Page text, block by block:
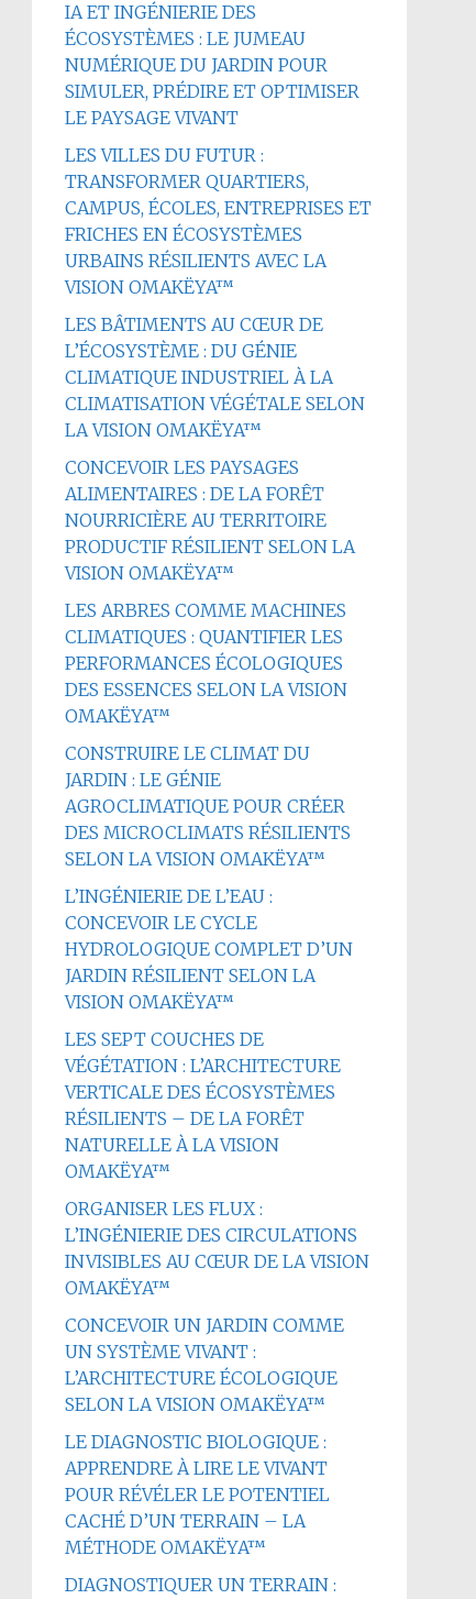
IA ET INGÉNIERIE DES
ÉCOSYSTÈMES : LE JUMEAU
NUMÉRIQUE DU JARDIN POUR
SIMULER, PRÉDIRE ET OPTIMISER
LE PAYSAGE VIVANT
LES VILLES DU FUTUR :
TRANSFORMER QUARTIERS,
CAMPUS, ÉCOLES, ENTREPRISES ET
FRICHES EN ÉCOSYSTÈMES
URBAINS RÉSILIENTS AVEC LA
VISION OMAKËYA™
LES BÂTIMENTS AU CŒUR DE
L’ÉCOSYSTÈME : DU GÉNIE
CLIMATIQUE INDUSTRIEL À LA
CLIMATISATION VÉGÉTALE SELON
LA VISION OMAKËYA™
CONCEVOIR LES PAYSAGES
ALIMENTAIRES : DE LA FORÊT
NOURRICIÈRE AU TERRITOIRE
PRODUCTIF RÉSILIENT SELON LA
VISION OMAKËYA™
LES ARBRES COMME MACHINES
CLIMATIQUES : QUANTIFIER LES
PERFORMANCES ÉCOLOGIQUES
DES ESSENCES SELON LA VISION
OMAKËYA™
CONSTRUIRE LE CLIMAT DU
JARDIN : LE GÉNIE
AGROCLIMATIQUE POUR CRÉER
DES MICROCLIMATS RÉSILIENTS
SELON LA VISION OMAKËYA™
L’INGÉNIERIE DE L’EAU :
CONCEVOIR LE CYCLE
HYDROLOGIQUE COMPLET D’UN
JARDIN RÉSILIENT SELON LA
VISION OMAKËYA™
LES SEPT COUCHES DE
VÉGÉTATION : L’ARCHITECTURE
VERTICALE DES ÉCOSYSTÈMES
RÉSILIENTS – DE LA FORÊT
NATURELLE À LA VISION
OMAKËYA™
ORGANISER LES FLUX :
L’INGÉNIERIE DES CIRCULATIONS
INVISIBLES AU CŒUR DE LA VISION
OMAKËYA™
CONCEVOIR UN JARDIN COMME
UN SYSTÈME VIVANT :
L’ARCHITECTURE ÉCOLOGIQUE
SELON LA VISION OMAKËYA™
LE DIAGNOSTIC BIOLOGIQUE :
APPRENDRE À LIRE LE VIVANT
POUR RÉVÉLER LE POTENTIEL
CACHÉ D’UN TERRAIN – LA
MÉTHODE OMAKËYA™
DIAGNOSTIQUER UN TERRAIN :